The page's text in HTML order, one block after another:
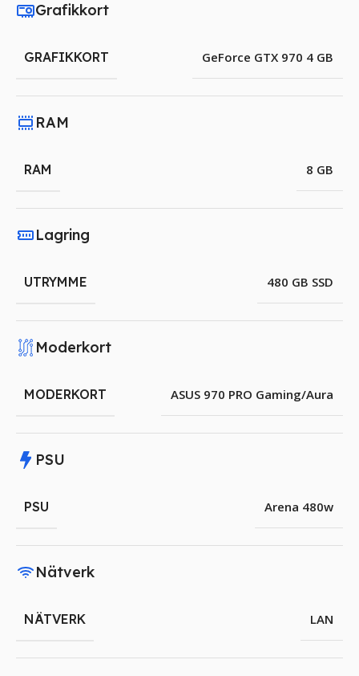
Grafikkort
GRAFIKKORT GeForce GTX 970 4 GB
RAM
RAM 8 GB
Lagring
UTRYMME 480 GB SSD
Moderkort
MODERKORT ASUS 970 PRO Gaming/Aura
PSU
PSU Arena 480w
Nätverk
NÄTVERK LAN